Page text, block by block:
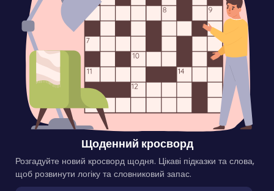
Щоденний кросворд
Розгадуйте новий кросворд щодня. Цікаві підказки та слова,
щоб розвинути логіку та словниковий запас.